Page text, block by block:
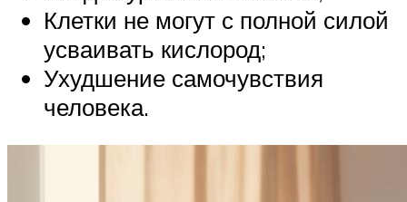
Клетки не могут с полной силой
усваивать кислород;
Ухудшение самочувствия
человека.